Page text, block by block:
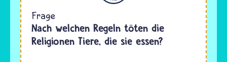
Frage
Nach welchen Regeln töten die
Religionen Tiere, die sie essen?